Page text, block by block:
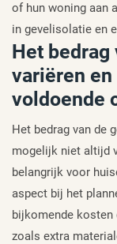
of hun woning aan
in gevelisolatie en
Het bedrag
variëren
voldoende
Het bedrag van de
mogelijk niet altijd
belangrijk voor
aspect bij het
bijkomende kosten
zoals extra